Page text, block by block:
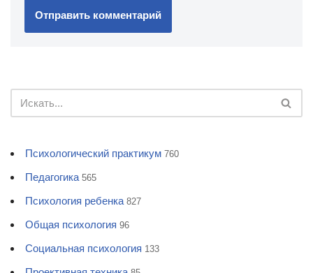
Психологический практикум 760
Педагогика 565
Психология ребенка 827
Общая психология 96
Социальная психология 133